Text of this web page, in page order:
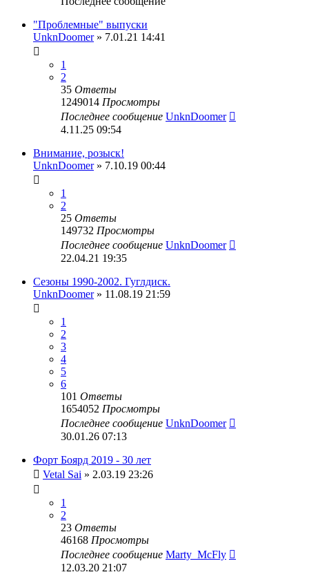
"Проблемные" выпуски
UnknDoomer» 7.01.21 14:41
1
2
35 Ответы
1249014 Просмотры
Последнее сообщение UnknDoomer
4.11.25 09:54
Внимание, розыск!
UnknDoomer» 7.10.19 00:44
1
2
25 Ответы
149732 Просмотры
Последнее сообщение UnknDoomer
22.04.21 19:35
Сезоны 1990-2002. Гуглдиск.
UnknDoomer» 11.08.19 21:59
1
2
3
4
5
6
101 Ответы
1654052 Просмотры
Последнее сообщение UnknDoomer
30.01.26 07:13
Форт Боярд 2019 - 30 лет
Vetal Sai » 2.03.19 23:26
1
2
23 Ответы
46168 Просмотры
Последнее сообщение Marty_McFly
12.03.20 21:07